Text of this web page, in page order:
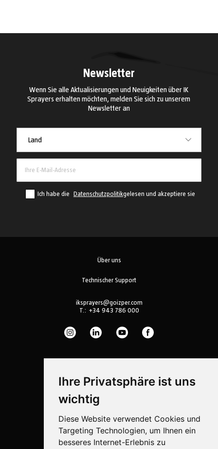
Ihre Privatsphäre ist uns
wichtig
Diese Website verwendet Cookies und
Targeting Technologien, um Ihnen ein
besseres Internet-Erlebnis zu
Newsletter
Wenn Sie alle Aktualisierungen und Neuigkeiten über IK
Sprayers erhalten möchten, melden Sie sich zu unserem
Newsletter an
Land
Ich habe die Datenschutzpolitikgelesen und akzeptiere sie
Über uns
Technischer Support
iksprayers@goizper.com
T.: +34 943 786 000